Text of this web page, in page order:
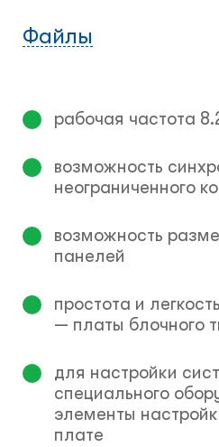
рабочая частота
возможность
неограниченного
возможность
панелей
простота и
— платы блочного
для настройки
специального
элементы
плате
Файлы